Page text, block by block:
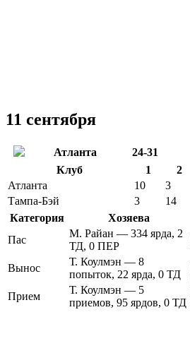
11 сентября
Атланта 24-31
Клуб
1 2
Атланта
10 3
Тампа-Бэй
3 14
Категория
Хозяева
Пас
М. Райан — 334 ярда, 2
ТД, 0 ПЕР
Вынос
Т. Коулмэн — 8
попыток, 22 ярда, 0 ТД
Прием
Т. Коулмэн — 5
приемов, 95 ярдов, 0 ТД